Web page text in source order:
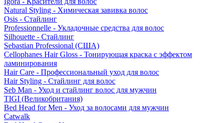
Natural Styling - Химическая завивка волос
Osis - Стайлинг
Professionnelle - Укладочные средства для волос
Silhouette - Стайлинг
Sebastian Professional (США)
Cellophanes Hair Gloss - Тонирующая краска с эффектом
ламинирования
Hair Care - Профессиональный уход для волос
Hair Styling - Стайлинг для волос
Seb Man - Уход и стайлинг волос для мужчин
TIGI (Великобритания)
Bed Head for Men - Уход за волосами для мужчин
Catwalk